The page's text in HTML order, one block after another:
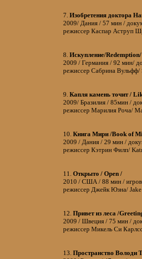
7. Изобретения доктора
2009/ Дания / 57 мин /
режиссер Каспар Аструп
8. Искупление/Redemption/
2009 / Германия / 92 мин/
режиссер Сабрина Вульфф/
9. Капля камень точит /
2009/ Бразилия / 85мин /
режиссер Марилия Роча/
10. Книга Мири /Book of
2009 / Дания / 29 мин /
режиссер Кэтрин Филп/
11. Открыто / Open /
2010 / США / 88 мин /
режиссер Джейк Юзна/
12. Привет из леса /
2009 / Швеция / 75 мин /
режиссер Микель Си
13. Пространство Володи